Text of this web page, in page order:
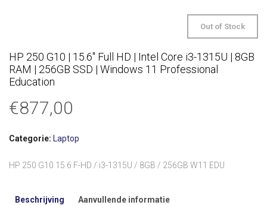
Out of Stock
HP 250 G10 | 15.6″ Full HD | Intel Core i3-1315U | 8GB
RAM | 256GB SSD | Windows 11 Professional
Education
€877,00
Categorie: Laptop
HP 250 G10 15.6 F-HD / i3-1315U / 8GB / 256GB W11 EDU
Beschrijving Aanvullende informatie